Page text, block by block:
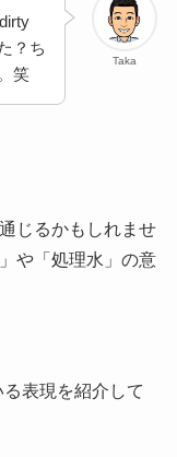
Taka
？ち
笑
じるかもしれませ
や「処理水」の意
表現を紹介して